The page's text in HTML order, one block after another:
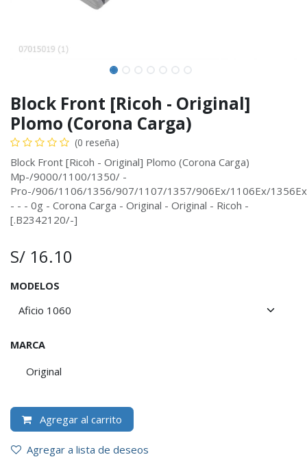
Block Front [Ricoh - Original]
Plomo (Corona Carga)
(0 reseña)
Block Front [Ricoh - Original] Plomo (Corona Carga)
Mp-/9000/1100/1350/ -
Pro-/906/1106/1356/907/1107/1357/906Ex/1106Ex/
- - - 0g - Corona Carga - Original - Original - Ricoh -
[.B2342120/-]
S/ 16.10
MODELOS
MARCA
Original
Agregar al carrito
Agregar a lista de deseos